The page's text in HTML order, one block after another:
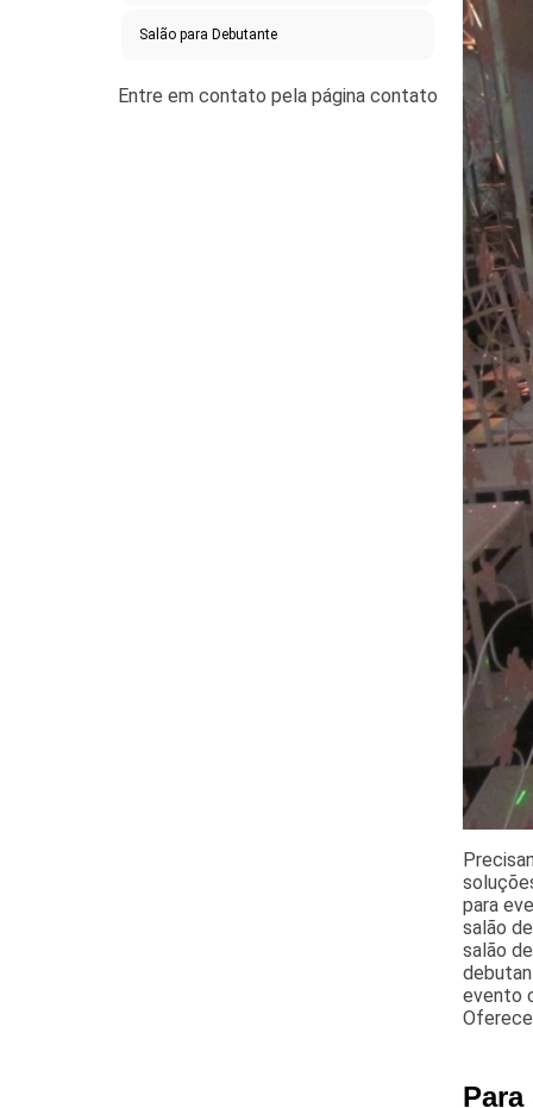
Salão para Debutante
para
salão
salão
evento